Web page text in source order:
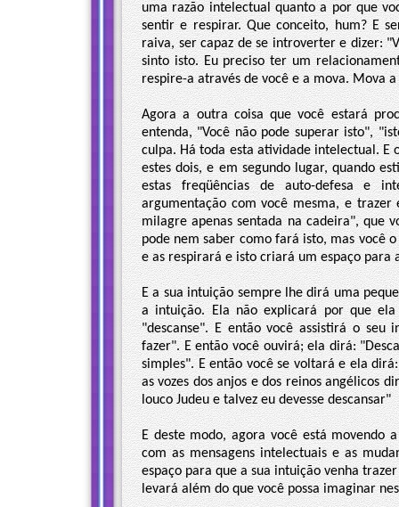
uma razão intelectual quanto a por que
sentir e respirar. Que conceito, hum? E
raiva, ser capaz de se introverter e dizer:
sinto isto. Eu preciso ter um
respire-a através de você e a mova. Mova
Agora a outra coisa que você estará
entenda, "Você não pode superar isto",
culpa. Há toda esta atividade intelectual. E
estes dois, e em segundo lugar, quando
estas freqüências de auto-defesa e
argumentação com você mesma, e trazer
milagre apenas sentada na cadeira", que
pode nem saber como fará isto, mas você
e as respirará e isto criará um espaço para
E a sua intuição sempre lhe dirá uma
a intuição. Ela não explicará por que
"descanse". E então você assistirá o seu
fazer". E então você ouvirá; ela dirá:
simples". E então você se voltará e ela
as vozes dos anjos e dos reinos angélicos
louco Judeu e talvez eu devesse descansar"
E deste modo, agora você está movendo
com as mensagens intelectuais e as
espaço para que a sua intuição venha
levará além do que você possa imaginar